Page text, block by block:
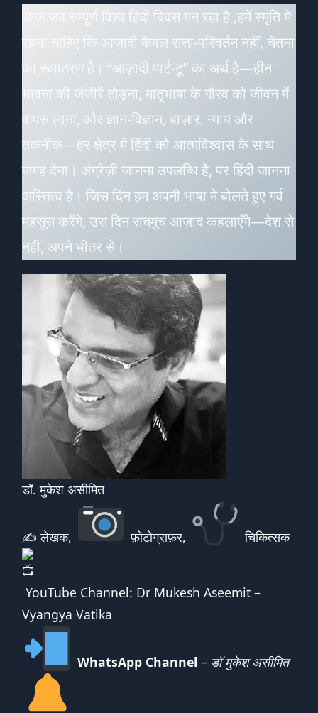
आज जब सम्पूर्ण विश्व हिंदी दिवस मन रहा है ,हमें स्मृति में
रहना चाहिए कि आज़ादी केवल सत्ता-परिवर्तन नहीं, चेतना
का रूपांतरण है। “आज़ादी पार्ट-टू” का अर्थ है—हीन
भावना की जंजीरें तोड़ना, मातृभाषा के गौरव को जीवन में
वापस लाना, और ज्ञान-विज्ञान, बाज़ार, न्याय और
तकनीक—हर क्षेत्र में हिंदी को आत्मविश्वास के साथ
जगह देना। अंग्रेज़ी जानना उपलब्धि है, पर हिंदी जानना
अस्तित्व है। जिस दिन हम अपनी भाषा में बोलते हुए गर्व
महसूस करेंगे, उस दिन सचमुच आज़ाद कहलाएँगे—देश से
नहीं, अपने भीतर से।
डॉ. मुकेश असीमित
✍ लेखक, फ़ोटोग्राफ़र, चिकित्सक
YouTube Channel: Dr Mukesh Aseemit –
Vyangya Vatika
WhatsApp Channel – डॉ मुकेश असीमित